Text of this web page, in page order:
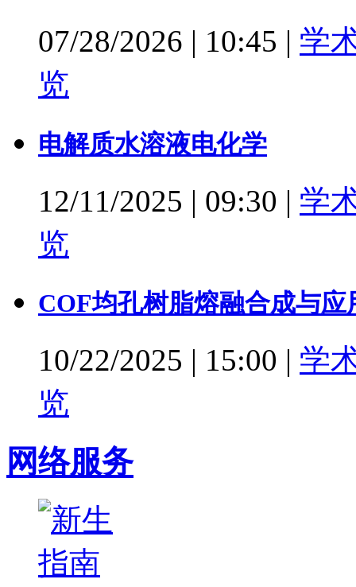
07/28/2026 | 10:45 | 学
览
电解质水溶液电化学
12/11/2025 | 09:30 | 学
览
COF均孔树脂熔融合成与应
10/22/2025 | 15:00 | 学
览
网络服务